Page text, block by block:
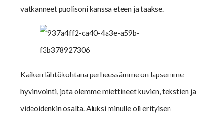
vatkanneet puolisoni kanssa eteen ja taakse.
Kaiken lähtökohtana perheessämme on lapsemme
hyvinvointi, jota olemme miettineet kuvien, tekstien ja
videoidenkin osalta. Aluksi minulle oli erityisen